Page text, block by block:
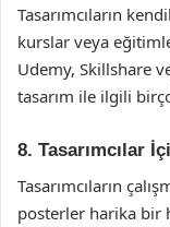
Tasarımcıların
kurslar veya
Udemy, Skillshare
tasarım ile ilgili
8. Tasarımcılar
Tasarımcıların
posterler harika bir